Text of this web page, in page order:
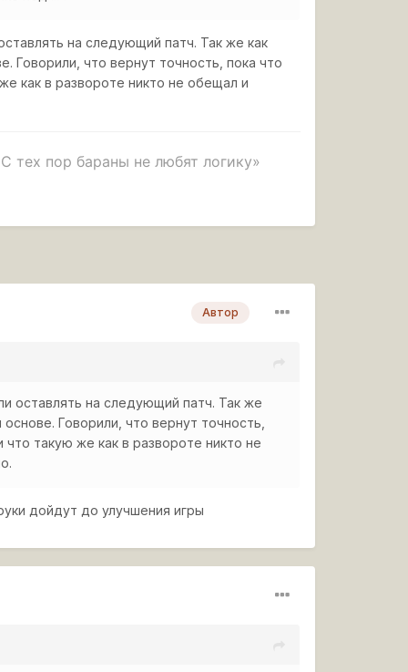
на следующий патч. Так же как
Говорили, что вернут точность, пока что
как в развороте никто не обещал и
тех пор бараны не любят логику»
Автор
оставлять на следующий патч. Так же
Говорили, что вернут точность,
такую же как в развороте никто не
дойдут до улучшения игры